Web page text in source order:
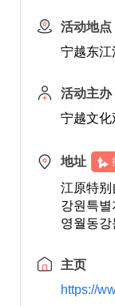
活动地点
宁越东江
活动主办
宁越文化
地址
江原特别
강원특
영월동강
主页
https://